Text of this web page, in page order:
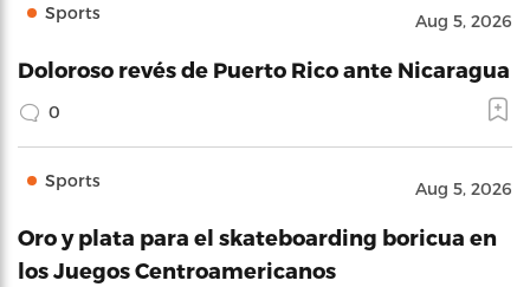
Sports Aug 5, 2026
Doloroso revés de Puerto Rico ante Nicaragua
0
Sports Aug 5, 2026
Oro y plata para el skateboarding boricua en
los Juegos Centroamericanos